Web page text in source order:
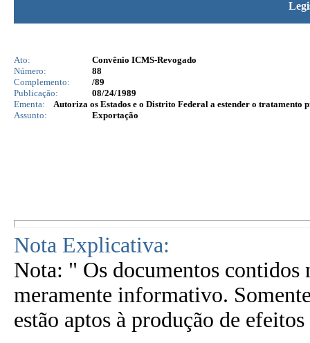
Ato:
Convênio ICMS-Revogado
Número:
88
Complemento:
/89
Publicação:
08/24/1989
Ementa:
Autoriza os Estados e o Distrito Federal a estender o tratamento
Assunto:
Exportação
Nota Explicativa:
Nota: " Os documentos contidos
meramente informativo.
estão aptos à produção de